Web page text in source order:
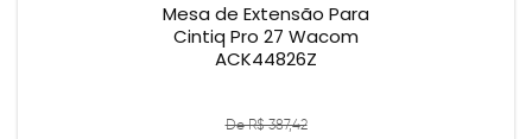
Mesa de Extensão Para
Cintiq Pro 27 Wacom
ACK44826Z
De R$ 387,42